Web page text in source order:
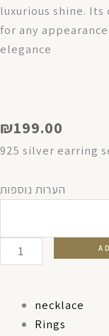
luxurious shine.
for any
elegance
₪199.00
925 silver earring
הערות נוספות
Camila
necklace
Rings